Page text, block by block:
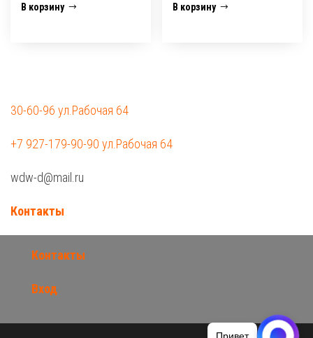
В корзину В корзину
30-60-96 ул.Рабочая 64
+7 927-179-90-90 ул.Рабочая 64
wdw-d@mail.ru
Контакты
Контакты
Вход